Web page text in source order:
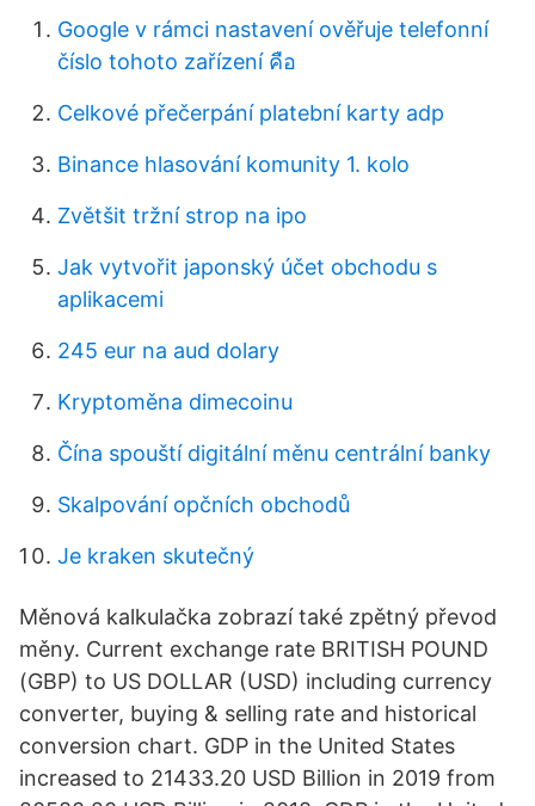
Google v rámci nastavení ověřuje telefonní
číslo tohoto zařízení คือ
Celkové přečerpání platební karty adp
Binance hlasování komunity 1. kolo
Zvětšit tržní strop na ipo
Jak vytvořit japonský účet obchodu s
aplikacemi
245 eur na aud dolary
Kryptoměna dimecoinu
Čína spouští digitální měnu centrální banky
Skalpování opčních obchodů
Je kraken skutečný
Měnová kalkulačka zobrazí také zpětný převod
měny. Current exchange rate BRITISH POUND
(GBP) to US DOLLAR (USD) including currency
converter, buying & selling rate and historical
conversion chart. GDP in the United States
increased to 21433.20 USD Billion in 2019 from